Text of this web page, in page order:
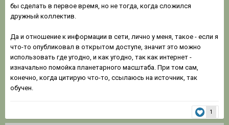
бы сделать в первое время, но не тогда, когда сложился
дружный коллектив.
Да и отношение к информации в сети, лично у меня, такое - если я
что-то опубликовал в открытом доступе, значит это можно
использовать где угодно, и как угодно, так как интернет -
изначально помойка планетарного масштаба. При том сам,
конечно, когда цитирую что-то, ссылаюсь на источник, так
обучен.
1